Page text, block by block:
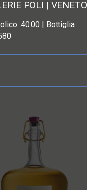
POLI | VENETO
40.00 | Bottiglia